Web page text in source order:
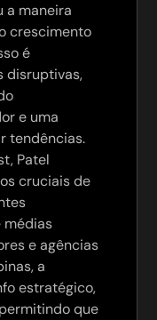
a maneira
crescimento
é
disruptivas,
e uma
tendências.
Patel
cruciais de
médias
e agências
a
estratégico,
que